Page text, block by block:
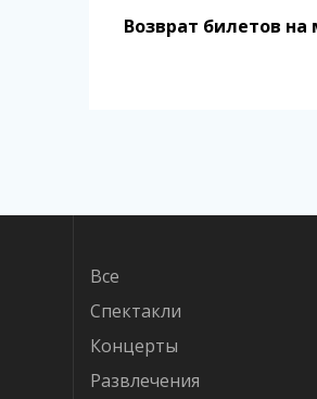
Возврат билетов
Все
Спектакли
Концерты
Развлечения